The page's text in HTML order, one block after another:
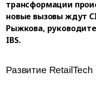
трансформации
новые вызовы ждут
Рыжкова,
IBS.
Развитие RetailTech